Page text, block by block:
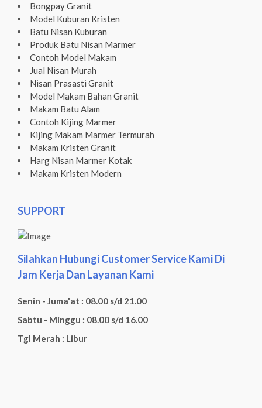
Bongpay Granit
Model Kuburan Kristen
Batu Nisan Kuburan
Produk Batu Nisan Marmer
Contoh Model Makam
Jual Nisan Murah
Nisan Prasasti Granit
Model Makam Bahan Granit
Makam Batu Alam
Contoh Kijing Marmer
Kijing Makam Marmer Termurah
Makam Kristen Granit
Harg Nisan Marmer Kotak
Makam Kristen Modern
SUPPORT
Silahkan Hubungi Customer Service Kami Di
Jam Kerja Dan Layanan Kami
Senin - Juma'at : 08.00 s/d 21.00
Sabtu - Minggu : 08.00 s/d 16.00
Tgl Merah : Libur